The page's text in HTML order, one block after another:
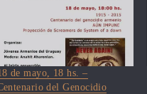
de mayo, 18 hs. –
del Genocidio